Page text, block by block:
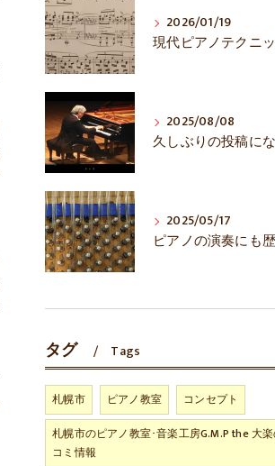
2026/01/19
2025/08/08
2025/05/17
タグ Tags
札幌市 ピアノ教室
コンセプト
札幌市のピアノ教室･音楽工房G.M.P the 大
コミ情報